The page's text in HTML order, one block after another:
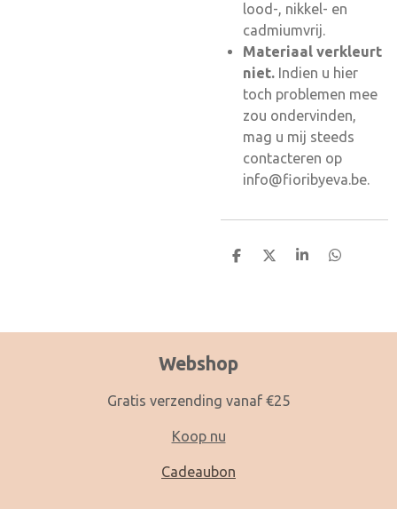
lood-, nikkel- en
cadmiumvrij.
Materiaal verkleurt
niet.Indien u hier
toch problemen mee
zou ondervinden,
mag u mij steeds
contacteren op
info@fioribyeva.be.
D
D
S
D
Webshop
Gratis verzending vanaf €25
Koop nu
Cadeaubon